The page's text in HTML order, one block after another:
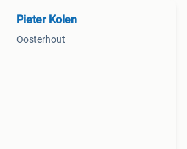
Pieter Kolen
Oosterhout